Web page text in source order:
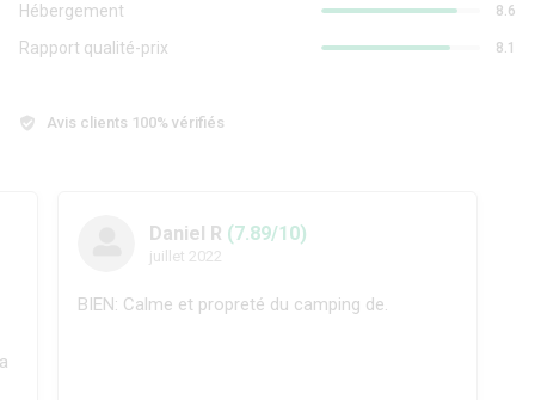
Hébergement 8.6
Rapport qualité-prix 8.1
Avis clients 100% vérifiés
Daniel R (7.89/10)
juillet 2022
BIEN: Calme et propreté du camping de.